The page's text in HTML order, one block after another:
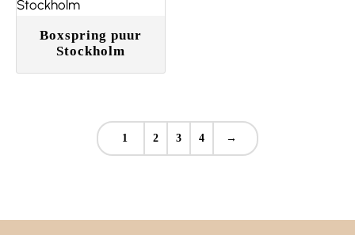
Boxspring puur
Stockholm
1 2 3 4 →